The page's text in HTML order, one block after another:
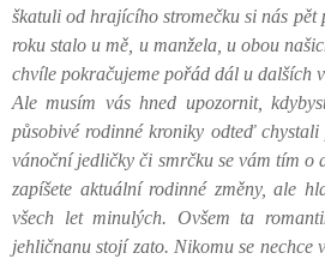
škatuli od hrajícího stromečku si nás pět
roku stalo u mě, u manžela, u obou
chvíle pokračujeme pořád dál u dalších
Ale musím vás hned upozornit,
působivé rodinné kroniky odteď chystali
vánoční jedličky či smrčku se vám tím o
zapíšete aktuální rodinné změny, ale
všech let minulých. Ovšem ta
jehličnanu stojí zato. Nikomu se nechce